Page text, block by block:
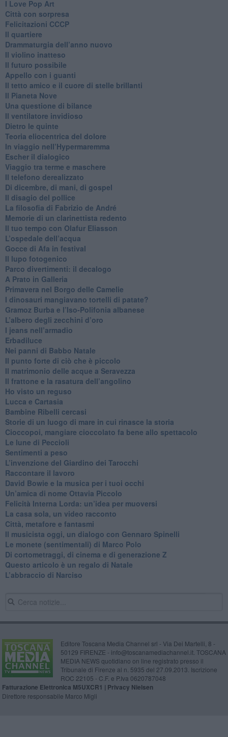
​I Love Pop Art
Città con sorpresa
Felicitazioni CCCP
​Il quartiere
​Drammaturgia dell’anno nuovo
​Il violino inatteso
​Il futuro possibile
​Appello con i guanti
​Il tetto amico e il cuore di stelle brillanti
​Il Pianeta Nove
​Una questione di bilance
​Il ventilatore invidioso
​Dietro le quinte
​Teoria eliocentrica del dolore
In viaggio nell’Hypermaremma
​Escher il dialogico
​Viaggio tra terme e maschere
Il telefono derealizzato
​Di dicembre, di mani, di gospel
​Il disagio del pollice
​La filosofia di Fabrizio de André
Memorie di un clarinettista redento
​Il tuo tempo con Olafur Eliasson
​L’ospedale dell’acqua
​Gocce di Afa in festival
​Il lupo fotogenico
​Parco divertimenti: il decalogo
​A Prato in Galleria
​Primavera nel Borgo delle Camelie
I dinosauri mangiavano tortelli di patate?
​Gramoz Burba e l’Iso-Polifonia albanese
L’albero degli zecchini d’oro
​I jeans nell’armadio
Erbadiluce
Nei panni di Babbo Natale
​Il punto forte di ciò che è piccolo
​Il matrimonio delle acque a Seravezza
​Il frattone e la rasatura dell’angolino
​Ho visto un reguso
Lucca e Cartasia
Bambine Ribelli cercasi
Storie di un luogo di mare in cui rinasce la storia
Cioccopoi, mangiare cioccolato fa bene allo spettacolo
​Le lune di Peccioli
​Sentimenti a peso
​L’invenzione del Giardino dei Tarocchi
​Raccontare il lavoro
David Bowie e la musica per i tuoi occhi
Un’amica di nome Ottavia Piccolo
​Felicità Interna Lorda: un’idea per muoversi
​La casa sola, un video racconto
​Città, metafore e fantasmi
Il musicista oggi, un dialogo con Gennaro Spinelli
Le monete (sentimentali) di Marco Polo
​Di cortometraggi, di cinema e di generazione Z
​Questo articolo è un regalo di Natale
L’abbraccio di Narciso
Editore Toscana Media Channel srl - Via Dei Martelli, 8 -
50129 FIRENZE - info@toscanamediachannel.it. TOSCANA
MEDIA NEWS quotidiano on line registrato presso il
Tribunale di Firenze al n. 5935 del 27.09.2013. Iscrizione
ROC 22105 - C.F. e P.Iva 0620787048
Fatturazione Elettronica M5UXCR1 | Privacy Nielsen
Direttore responsabile Marco Migli